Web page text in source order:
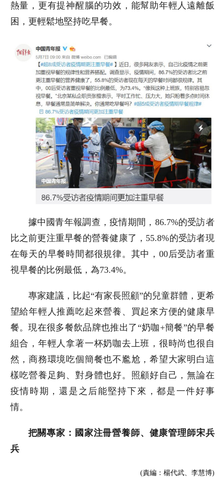
熱量，更有提神醒腦的功效，能幫助年輕人遠離飯
困，更輕鬆地堅持吃早餐。
據中國青年報調查，疫情期間，86.7%的受訪者
比之前更注重早餐的營養健康了，55.8%的受訪者現
在每天的早餐時間都很規律。其中，00后受訪者重
視早餐的比例最低，為73.4%。
專家建議，比起“有家長照顧”的兒童群體，更希
望給年輕人推薦吃起來營養、買起來方便的健康早
餐。現在很多餐飲品牌也推出了“奶咖+簡餐”的早餐
組合，年輕人拿著一杯奶咖去上班，很時尚也很自
然，商務環境吃個簡餐也不尷尬，希望大家明白這
樣吃營養足夠、對身體也好。照顧好自己，無論在
疫情時期，還是之后能堅持下來，都是一件好事
情。
把關專家：國家注冊營養師、健康管理師宋兵
兵
(責編：楊代武、李慧博)